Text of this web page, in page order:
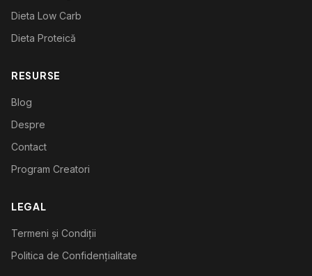
Dieta Low Carb
Dieta Proteică
RESURSE
Blog
Despre
Contact
Program Creatori
LEGAL
Termeni și Condiții
Politica de Confidențialitate